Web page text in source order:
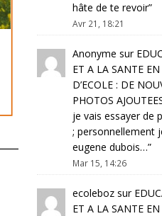
hâte de te revoir”
Avr 21, 18:21
Anonyme sur
ET A LA SANTE
D’ECOLE : DE
PHOTOS
je vais essayer de
; personnellement
eugene dubois…”
Mar 15, 14:26
ecolebozsur
ET A LA SANTE